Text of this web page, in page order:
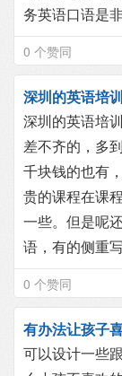
务英语口语是
0 个赞同
深圳的英语培
深圳的英语培
差不齐的，多
千块钱的也有
贵的课程在课
一些。但是呢
语，有的侧重
0 个赞同
有办法让孩子
可以设计一些